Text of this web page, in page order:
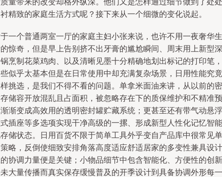
量带来的改变却格外纵深。他们又是怎样通过细节做到了处处
精致的家庭生活方式呢？接下来从一个细微的变化说起。
一个普通两室一厅的家庭主妇小张来说，也许不用一夜奢华生
惊奇，但是早上告别挤不出牙膏的尴尬瞬间、周末用上新型深
烹制花菜鸡肉、以及清晰见墨十分精确地划出标记的打印笔，
似乎太基本但是在日常使用中却充满复杂场景，日用性能究竟
挑选，是我们不得不看的问题。单拿米面油来讲，从以前的密
储容开放混乱且占面积，被忽略存在下的质保维护和不精准预
渐变成高效用的透明密封罐贮藏系统；更甚至还有带气动悬浮
插座等多选项实现干净高级的一摞、形成新型人性化记忆智能
储状态。日用百货不限于简单工具外乎变自产品库中很常见单
略，反倒使细致安排角落高度适应舒适居家的多变性兼具设计
协调力量便是关键；小物品细节中包含智能化、方便性的创新
大量传播而真实保存缓慢普及的开季设计到具备协调外形每一